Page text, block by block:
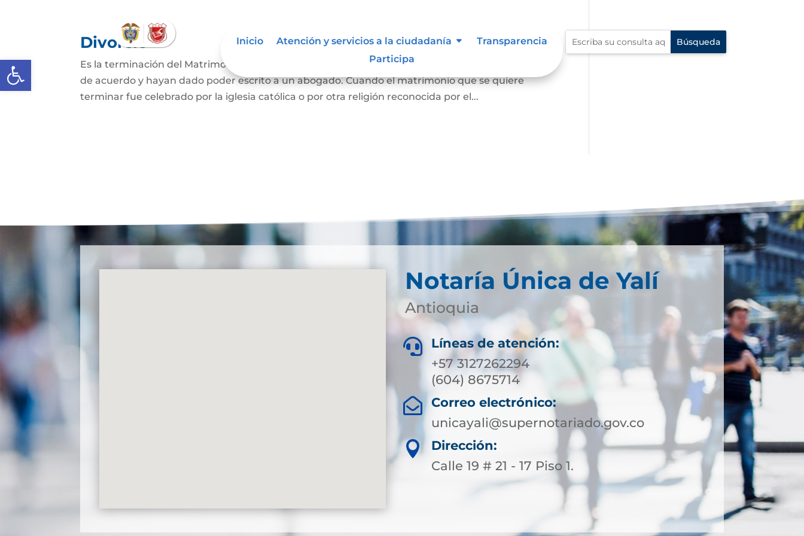
Abrir barra de herramientas
Inicio Atención y servicios a la ciudadanía
Transparencia
Participa
Divorcio
Es la terminación del Matrimonio Civil y se puede hace en notaría, siempre que las partes estén
de acuerdo y hayan dado poder escrito a un abogado. Cuando el matrimonio que se quiere
terminar fue celebrado por la iglesia católica o por otra religión reconocida por el...
Notaría Única de Yalí
Antioquia

Líneas de atención:
+57 3127262294
(604) 8675714

Correo electrónico:
unicayali@supernotariado.gov.co

Dirección:
Calle 19 # 21 - 17 Piso 1.